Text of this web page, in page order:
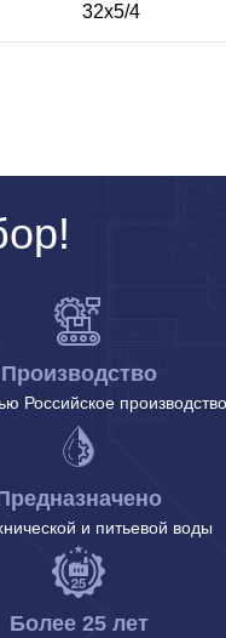
32х5/4
Производство
Российское производство
и питьевой воды
Более 25 лет